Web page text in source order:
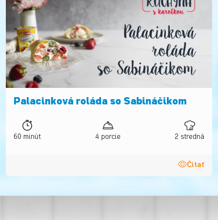
Palacinková roláda so Sabináčikom
60 minút 4 porcie 2 stredná
Čítať